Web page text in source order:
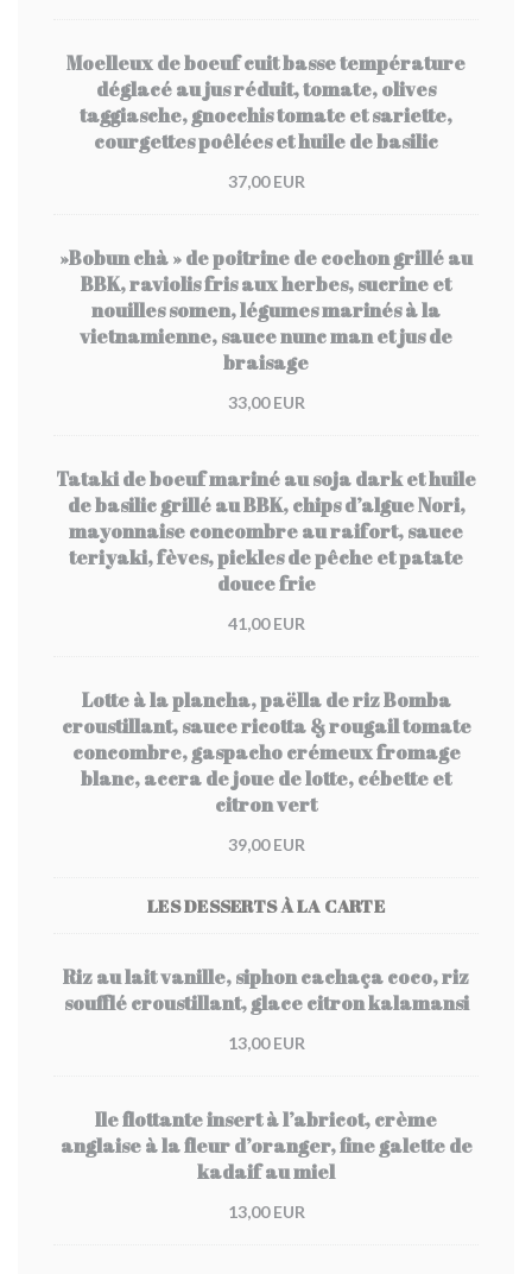
Moelleux de boeuf cuit basse température
déglacé au jus réduit, tomate, olives
taggiasche, gnocchis tomate et sariette,
courgettes poêlées et huile de basilic
37,00 EUR
»Bobun chà » de poitrine de cochon grillé au
BBK, raviolis fris aux herbes, sucrine et
nouilles somen, légumes marinés à la
vietnamienne, sauce nunc man et jus de
braisage
33,00 EUR
Tataki de boeuf mariné au soja dark et huile
de basilic grillé au BBK, chips d’algue Nori,
mayonnaise concombre au raifort, sauce
teriyaki, fèves, pickles de pêche et patate
douce frie
41,00 EUR
Lotte à la plancha, paëlla de riz Bomba
croustillant, sauce ricotta & rougail tomate
concombre, gaspacho crémeux fromage
blanc, accra de joue de lotte, cébette et
citron vert
39,00 EUR
LES DESSERTS À LA CARTE
Riz au lait vanille, siphon cachaça coco, riz
soufflé croustillant, glace citron kalamansi
13,00 EUR
Ile flottante insert à l’abricot, crème
anglaise à la fleur d’oranger, fine galette de
kadaif au miel
13,00 EUR